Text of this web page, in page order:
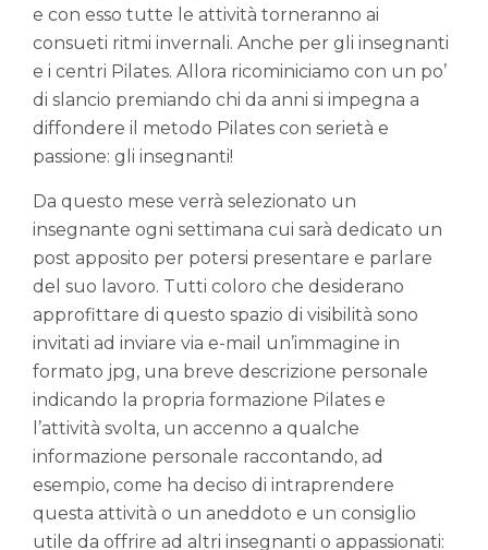
e con esso tutte le attività torneranno ai
consueti ritmi invernali. Anche per gli insegnanti
e i centri Pilates. Allora ricominiciamo con un po’
di slancio premiando chi da anni si impegna a
diffondere il metodo Pilates con serietà e
passione: gli insegnanti!
Da questo mese verrà selezionato un
insegnante ogni settimana cui sarà dedicato un
post apposito per potersi presentare e parlare
del suo lavoro. Tutti coloro che desiderano
approfittare di questo spazio di visibilità sono
invitati ad inviare via e-mail un’immagine in
formato jpg, una breve descrizione personale
indicando la propria formazione Pilates e
l’attività svolta, un accenno a qualche
informazione personale raccontando, ad
esempio, come ha deciso di intraprendere
questa attività o un aneddoto e un consiglio
utile da offrire ad altri insegnanti o appassionati: